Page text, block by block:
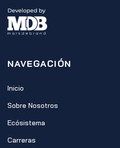
NAVEGACIÓN
Inicio
Sobre Nosotros
Ecósistema
Carreras